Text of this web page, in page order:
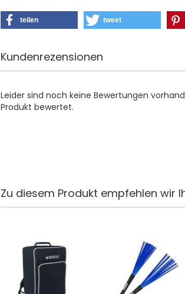
teilen tweet
Kundenrezensionen
Leider sind noch keine Bewertungen
Produkt bewertet.
Zu diesem Produkt empfehlen wir